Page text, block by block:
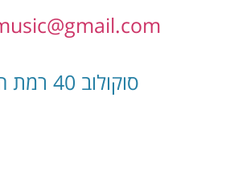
סוקולוב 40 רמת השרון